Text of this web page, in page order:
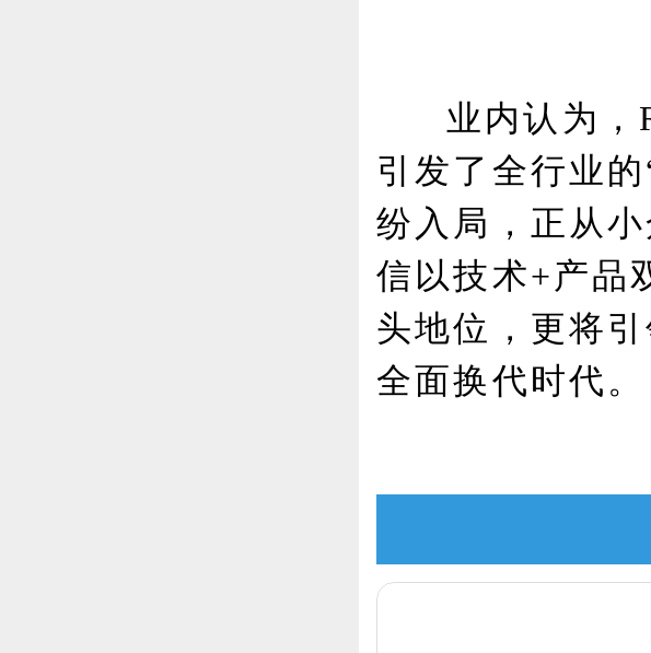
业内认为
引发了全行业
纷入局，正从
信以技术+产品
头地位，更将
全面换代时代。